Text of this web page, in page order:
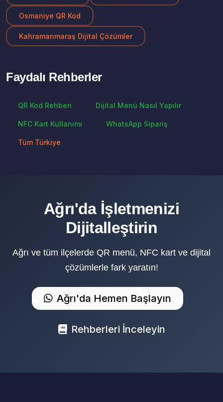
Osmaniye QR Kod
Kahramanmaraş Dijital Çözümler
Faydalı Rehberler
QR Kod Rehberi Dijital Menü Nasıl Yapılır
NFC Kart Kullanımı WhatsApp Sipariş
Tüm Türkiye
Ağrı'da İşletmenizi
Dijitalleştirin
Ağrı ve tüm ilçelerde QR menü, NFC kart ve dijital
çözümlerle fark yaratın!
Ağrı'da Hemen Başlayın
Rehberleri İnceleyin